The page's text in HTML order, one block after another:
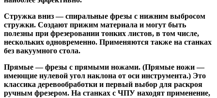
Стружка вниз— спиральные фрезы с нижним выбросом
стружки. Создают прижим материала и могут быть
полезны при фрезеровании тонких листов, в том числе,
нескольких одновременно. Применяются также на станках
без вакуумного стола.
Прямые— фрезы с прямыми ножами. (Прямые ножи —
имеющие нулевой угол наклона от оси инструмента.) Это
классика деревообработки и первый выбор для раскроя
ручным фрезером. На станках с ЧПУ находят применение,